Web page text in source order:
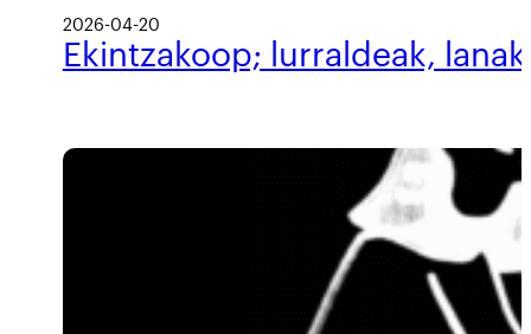
2026-04-20
Ekintzakoop; lurraldeak,